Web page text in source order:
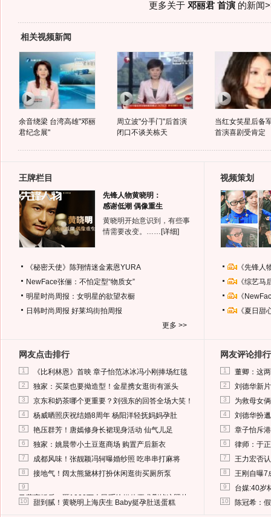
更多关于 邓丽君 首演的新闻
相关视频新闻
余音绕梁 台湾高雄"邓丽
君纪念展"
周立波"分手门"后首演
闭口不谈关栋天
当红女笑星后备
首演喜剧受肯定
王牌栏目
先锋人物黄晓明：
感谢低潮 偶像重生
黄晓明开始意识到，有些事
情需要改变。…… [详细]
《秘密天使》陈翔情迷金素恩YURA
NewFace张俪：不怕定型“物质女”
明星时尚周报：女明星的欲望衣橱
日韩时尚周报 好莱坞街拍周报
更多 >>
视频策划
《先锋
《综艺
《
《夏日
网友点击排行
1 《比利林恩》首映 章子怡范冰冰冯小刚捧场红毯
2 独家：买菜也要拗造型！金星携女逛街有派头
3 京东和奶茶哪个更重要？刘强东的回答全场大笑！
4 杨威晒照庆祝结婚8周年 杨阳洋轻抚妈妈孕肚
5 艳压群芳！唐嫣修身长裙现身活动 仙气儿足
6 独家：姚晨带小土豆逛商场 购置产后新衣
7 成都风味！张靓颖冯轲曝婚纱照 吃串串打麻将
8 接地气！阔太熊黛林打扮休闲逛街买厕所泵
9
马蓉离婚后，砸1000万人民币给媒体要求删掉这照片
10 甜到腻！黄晓明上海庆生 Baby挺孕肚送蛋糕
网友评论排行
1 董卿：这
2 刘德华新
3 为救母女
4 刘德华扮
5 章子怡斥
6 律师：于
7 王力宏否
8 王刚自曝7
9 台媒:40岁
10 陈冠希：